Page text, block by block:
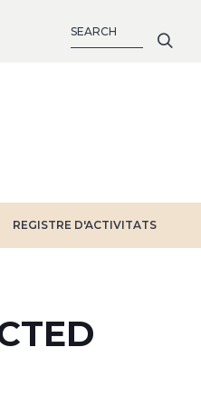
REGISTRE D'ACTIVITATS